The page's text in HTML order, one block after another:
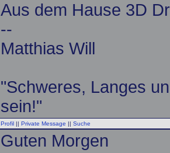
Aus dem Hause 3D
--
Matthias Will
"Schweres, Langes
sein!"
Profil || Private Message || Suche
Guten Morgen